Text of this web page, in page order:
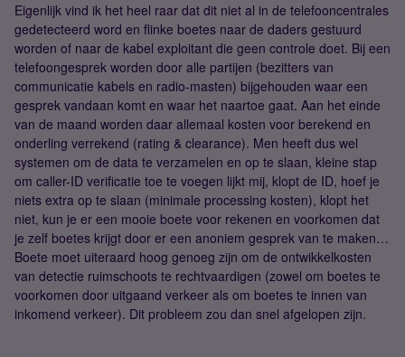
Eigenlijk vind ik het heel raar dat dit niet al in de telefooncentrales
gedetecteerd word en flinke boetes naar de daders gestuurd
worden of naar de kabel exploitant die geen controle doet. Bij een
telefoongesprek worden door alle partijen (bezitters van
communicatie kabels en radio-masten) bijgehouden waar een
gesprek vandaan komt en waar het naartoe gaat. Aan het einde
van de maand worden daar allemaal kosten voor berekend en
onderling verrekend (rating & clearance). Men heeft dus wel
systemen om de data te verzamelen en op te slaan, kleine stap
om caller-ID verificatie toe te voegen lijkt mij, klopt de ID, hoef je
niets extra op te slaan (minimale processing kosten), klopt het
niet, kun je er een mooie boete voor rekenen en voorkomen dat
je zelf boetes krijgt door er een anoniem gesprek van te maken…
Boete moet uiteraard hoog genoeg zijn om de ontwikkelkosten
van detectie ruimschoots te rechtvaardigen (zowel om boetes te
voorkomen door uitgaand verkeer als om boetes te innen van
inkomend verkeer). Dit probleem zou dan snel afgelopen zijn.